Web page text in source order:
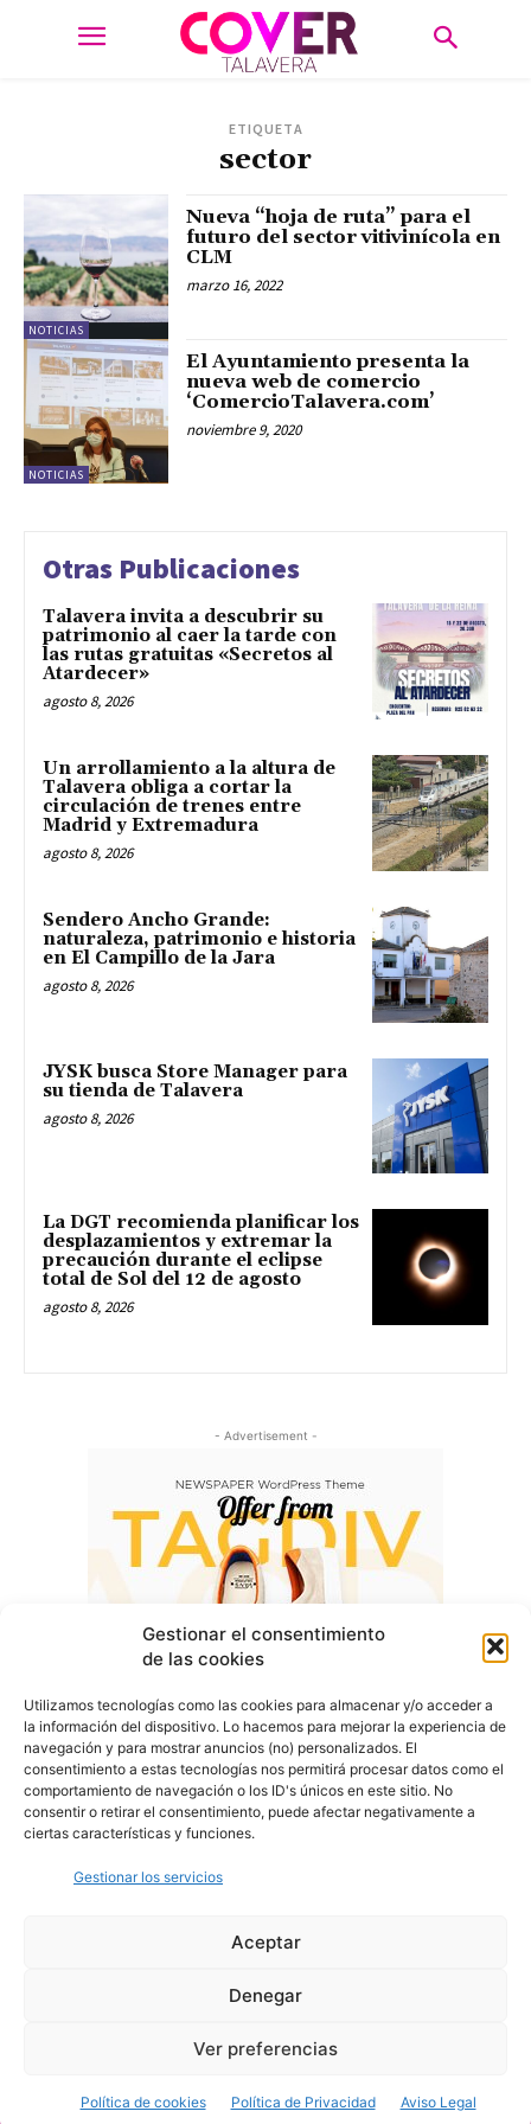
Gestionar el consentimiento
de las cookies
Utilizamos tecnologías como las cookies para almacenar y/o acceder a
la información del dispositivo. Lo hacemos para mejorar la experiencia de
navegación y para mostrar anuncios (no) personalizados. El
consentimiento a estas tecnologías nos permitirá procesar datos como el
comportamiento de navegación o los ID's únicos en este sitio. No
consentir o retirar el consentimiento, puede afectar negativamente a
ciertas características y funciones.
Gestionar los servicios
Aceptar
Denegar
Ver preferencias
Política de cookies Política de Privacidad Aviso Legal
ETIQUETA
sector
NOTICIAS
Nueva “hoja de ruta” para el
futuro del sector vitivinícola en
CLM
marzo 16, 2022
NOTICIAS
El Ayuntamiento presenta la
nueva web de comercio
‘ComercioTalavera.com’
noviembre 9, 2020
Otras Publicaciones
Talavera invita a descubrir su
patrimonio al caer la tarde con
las rutas gratuitas «Secretos al
Atardecer»
agosto 8, 2026
Un arrollamiento a la altura de
Talavera obliga a cortar la
circulación de trenes entre
Madrid y Extremadura
agosto 8, 2026
Sendero Ancho Grande:
naturaleza, patrimonio e historia
en El Campillo de la Jara
agosto 8, 2026
JYSK busca Store Manager para
su tienda de Talavera
agosto 8, 2026
La DGT recomienda planificar los
desplazamientos y extremar la
precaución durante el eclipse
total de Sol del 12 de agosto
agosto 8, 2026
- Advertisement -